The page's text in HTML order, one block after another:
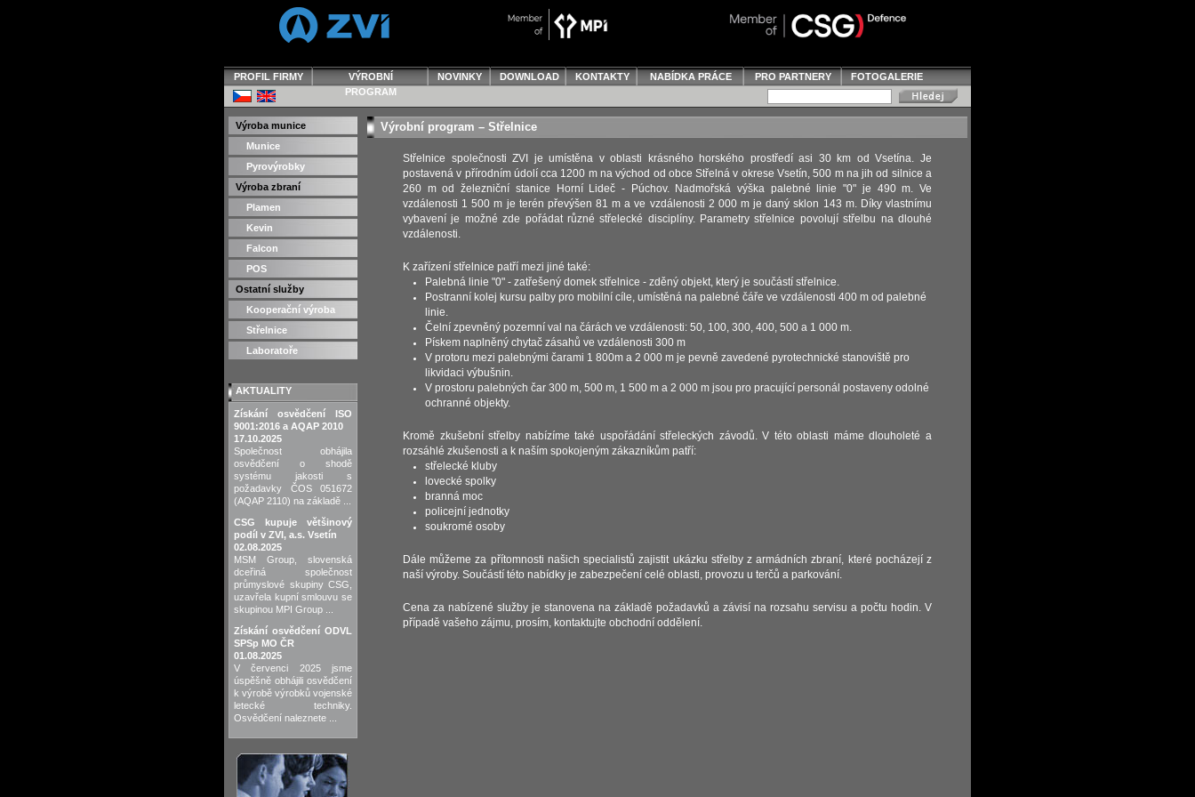
PROFIL FIRMY
VÝROBNÍ
PROGRAM
NOVINKY DOWNLOAD KONTAKTY NABÍDKA PRÁCE PRO PARTNERY FOTOGALERIE
Výroba munice
Munice
Pyrovýrobky
Výroba zbraní
Plamen
Kevin
Falcon
POS
Ostatní služby
Kooperační výroba
Střelnice
Laboratoře
AKTUALITY
Získání osvědčení ISO
9001:2016 a AQAP 2010
17.10.2025
Společnost obhájila
osvědčení o shodě
systému jakosti s
požadavky ČOS 051672
(AQAP 2110) na základě ...
CSG kupuje většinový
podíl v ZVI, a.s. Vsetín
02.08.2025
MSM Group, slovenská
dceřiná společnost
průmyslové skupiny CSG,
uzavřela kupní smlouvu se
skupinou MPI Group ...
Získání osvědčení ODVL
SPSp MO ČR
01.08.2025
V červenci 2025 jsme
úspěšně obhájili osvědčení
k výrobě výrobků vojenské
letecké techniky.
Osvědčení naleznete ...
Výrobní program – Střelnice
Střelnice společnosti ZVI je umístěna v oblasti krásného horského prostředí asi 30 km od Vsetína. Je
postavená v přírodním údolí cca 1200 m na východ od obce Střelná v okrese Vsetín, 500 m na jih od silnice a
260 m od železniční stanice Horní Lideč - Púchov. Nadmořská výška palebné linie "0" je 490 m. Ve
vzdálenosti 1 500 m je terén převýšen 81 m a ve vzdálenosti 2 000 m je daný sklon 143 m. Díky vlastnímu
vybavení je možné zde pořádat různé střelecké disciplíny. Parametry střelnice povolují střelbu na dlouhé
vzdálenosti.
K zařízení střelnice patří mezi jiné také:
Palebná linie "0" - zatřešený domek střelnice - zděný objekt, který je součástí střelnice.
Postranní kolej kursu palby pro mobilní cíle, umístěná na palebné čáře ve vzdálenosti 400 m od palebné
linie.
Čelní zpevněný pozemní val na čárách ve vzdálenosti: 50, 100, 300, 400, 500 a 1 000 m.
Pískem naplněný chytač zásahů ve vzdálenosti 300 m
V protoru mezi palebnými čarami 1 800m a 2 000 m je pevně zavedené pyrotechnické stanoviště pro
likvidaci výbušnin.
V prostoru palebných čar 300 m, 500 m, 1 500 m a 2 000 m jsou pro pracující personál postaveny odolné
ochranné objekty.
Kromě zkušební střelby nabízíme také uspořádání střeleckých závodů. V této oblasti máme dlouholeté a
rozsáhlé zkušenosti a k naším spokojeným zákazníkům patří:
střelecké kluby
lovecké spolky
branná moc
policejní jednotky
soukromé osoby
Dále můžeme za přítomnosti našich specialistů zajistit ukázku střelby z armádních zbraní, které pocházejí z
naší výroby. Součástí této nabídky je zabezpečení celé oblasti, provozu u terčů a parkování.
Cena za nabízené služby je stanovena na základě požadavků a závisí na rozsahu servisu a počtu hodin. V
případě vašeho zájmu, prosím, kontaktujte obchodní oddělení.